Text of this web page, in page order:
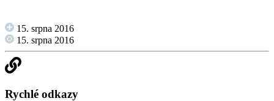
15. srpna 2016
15. srpna 2016
Rychlé odkazy